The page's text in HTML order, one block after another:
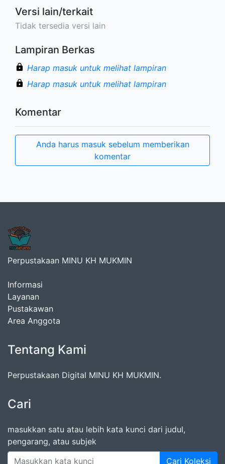
Versi lain/terkait
Tidak tersedia versi lain
Lampiran Berkas
Harap masuk untuk melihat lampiran
Harap masuk untuk melihat lampiran
Komentar
Anda harus masuk sebelum memberikan
komentar
Perpustakaan MINU KH MUKMIN
Informasi
Layanan
Pustakawan
Area Anggota
Tentang Kami
Perpustakaan Digital MINU KH MUKMIN.
Cari
masukkan satu atau lebih kata kunci dari judul,
pengarang, atau subjek
Cari Koleksi